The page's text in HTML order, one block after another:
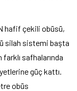
hafif çekili obüsü,
silah sistemi başta
safhalarında
güç kattı.
obüs